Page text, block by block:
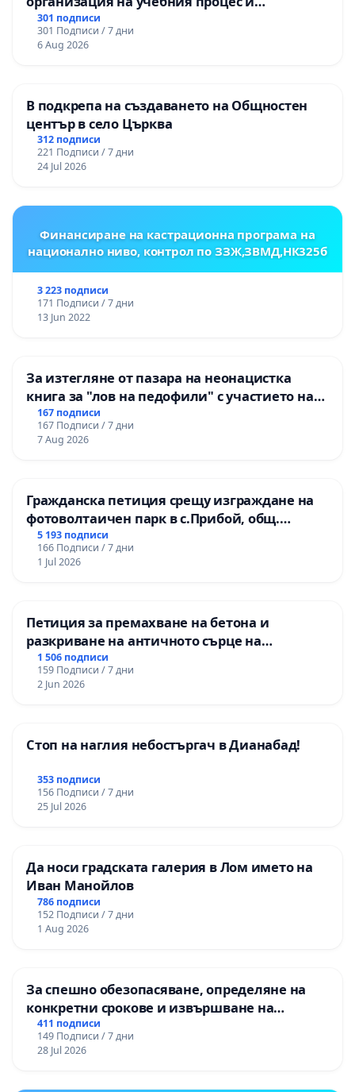
гарантиране на правото на равнопоставено
и качествено образование на учениците от
ОУ „Княз Александър I“ и Хуманитарна
301 подписи
301 Подписи / 7 дни
6 Aug 2026
В подкрепа на създаването на Общностен
център в село Църква
312 подписи
221 Подписи / 7 дни
24 Jul 2026
Финансиране на кастрационна програма на
национално ниво, контрол по ЗЗЖ,ЗВМД,НК325б
3 223 подписи
171 Подписи / 7 дни
13 Jun 2022
За изтегляне от пазара на неонацистка
книга за "лов на педофили" с участието на
деца
167 подписи
167 Подписи / 7 дни
7 Aug 2026
Гражданска петиция срещу изграждане на
фотоволтаичен парк в с.Прибой, общ.
Радомир
5 193 подписи
166 Подписи / 7 дни
1 Jul 2026
Петиция за премахване на бетона и
разкриване на античното сърце на
Могиланската могила във Враца
1 506 подписи
159 Подписи / 7 дни
2 Jun 2026
Стоп на наглия небостъргач в Дианабад!
353 подписи
156 Подписи / 7 дни
25 Jul 2026
Да носи градската галерия в Лом името на
Иван Манойлов
786 подписи
152 Подписи / 7 дни
1 Aug 2026
За спешно обезопасяване, определяне на
конкретни срокове и извършване на
цялостна рехабилитация на
републиканския път между пътен възел АМ
„Тракия“ - гр. Ихтиман - с. Мирово - к.к.
411 подписи
149 Подписи / 7 дни
28 Jul 2026